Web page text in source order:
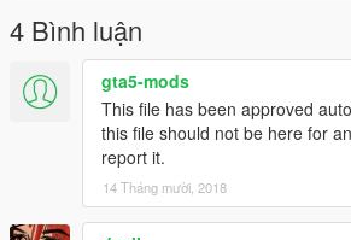
4 Bình luận
gta5-mods
This file has been approved
this file should not be here for
report it.
14 Tháng mười, 2018